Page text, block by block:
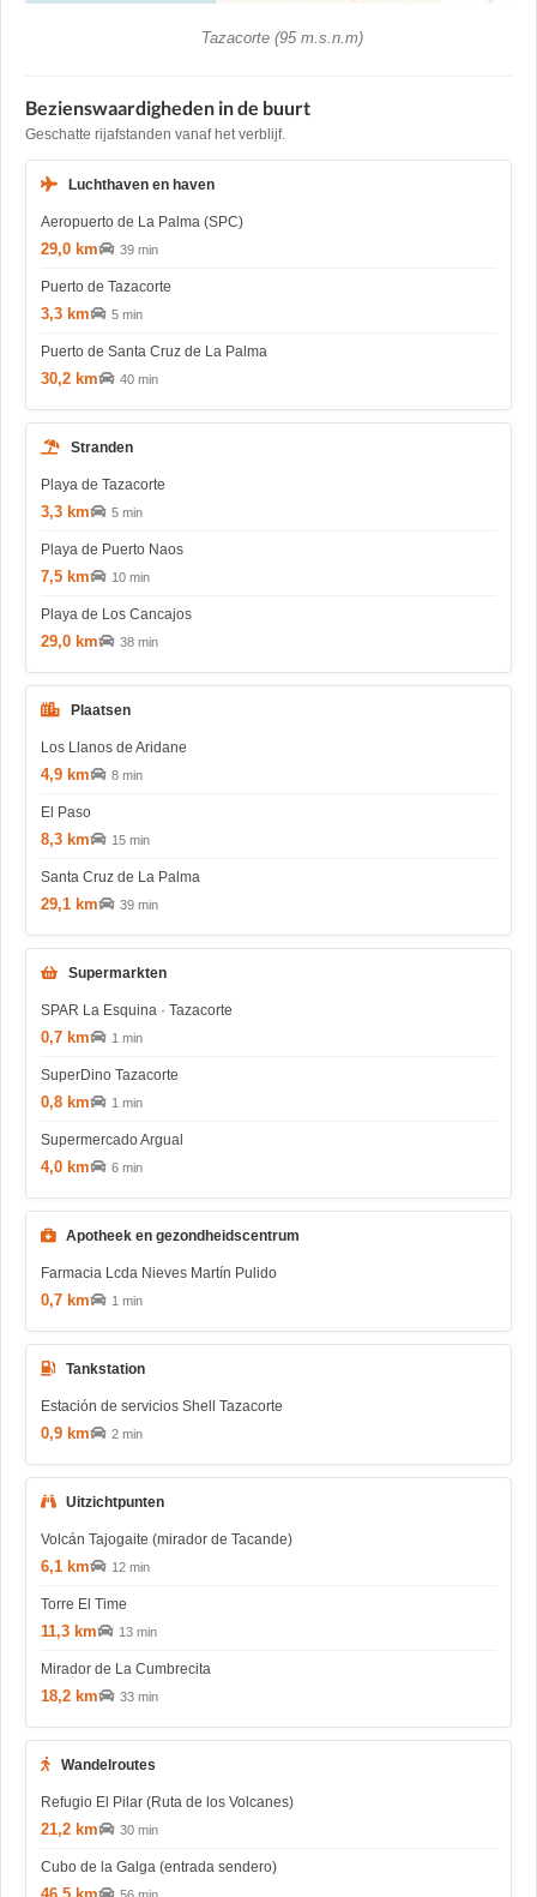
Tazacorte (95 m.s.n.m)
Bezienswaardigheden in de buurt
Geschatte rijafstanden vanaf het verblijf.
Luchthaven en haven
Aeropuerto de La Palma (SPC)
29,0 km 39 min
Puerto de Tazacorte
3,3 km 5 min
Puerto de Santa Cruz de La Palma
30,2 km 40 min
Stranden
Playa de Tazacorte
3,3 km 5 min
Playa de Puerto Naos
7,5 km 10 min
Playa de Los Cancajos
29,0 km 38 min
Plaatsen
Los Llanos de Aridane
4,9 km 8 min
El Paso
8,3 km 15 min
Santa Cruz de La Palma
29,1 km 39 min
Supermarkten
SPAR La Esquina · Tazacorte
0,7 km 1 min
SuperDino Tazacorte
0,8 km 1 min
Supermercado Argual
4,0 km 6 min
Apotheek en gezondheidscentrum
Farmacia Lcda Nieves Martín Pulido
0,7 km 1 min
Tankstation
Estación de servicios Shell Tazacorte
0,9 km 2 min
Uitzichtpunten
Volcán Tajogaite (mirador de Tacande)
6,1 km 12 min
Torre El Time
11,3 km 13 min
Mirador de La Cumbrecita
18,2 km 33 min
Wandelroutes
Refugio El Pilar (Ruta de los Volcanes)
21,2 km 30 min
Cubo de la Galga (entrada sendero)